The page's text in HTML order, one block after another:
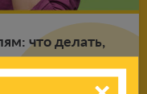
что де­лать,